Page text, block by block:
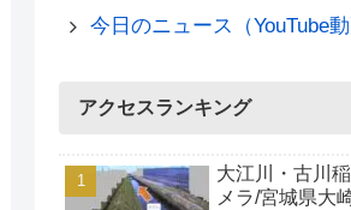
今日のニュース（YouTube動
アクセスランキング
大江川・古川
メラ/宮城県大